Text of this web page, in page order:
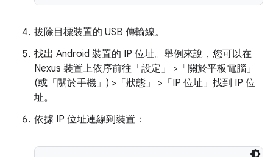
拔除目標裝置的 USB 傳輸線。
找出 Android 裝置的 IP 位址。舉例來說，您可以在
Nexus 裝置上依序前往「設定」
>「關於平板電腦」
(或「關於手機」 ) >「狀態」 >「IP 位址」 找到 IP 位
址。
依據 IP 位址連線到裝置：